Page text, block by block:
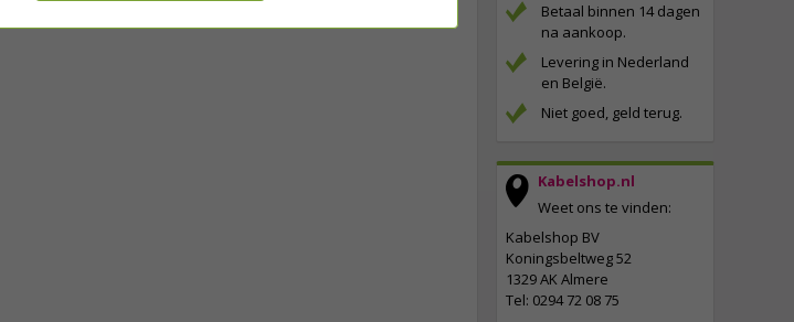
Betaal binnen 14 dagen
na aankoop.
Levering in Nederland
en België.
Niet goed, geld terug.
Kabelshop.nl
Weet ons te vinden:
Kabelshop BV
Koningsbeltweg 52
1329 AK Almere
Tel: 0294 72 08 75